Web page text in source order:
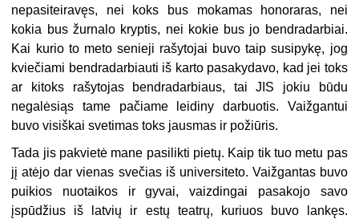
nepasiteiravęs, nei koks bus mokamas honoraras, nei
kokia bus žurnalo kryptis, nei kokie bus jo bendradarbiai.
Kai kurio to meto senieji rašytojai buvo taip susipykę, jog
kviečiami bendradarbiauti iš karto pasakydavo, kad jei toks
ar kitoks rašytojas bendradarbiaus, tai JIS jokiu būdu
negalėsiąs tame pačiame leidiny darbuotis. Vaižgantui
buvo visiškai svetimas toks jausmas ir požiūris.
Tada jis pakvietė mane pasilikti pietų. Kaip tik tuo metu pas
jį atėjo dar vienas svečias iš universiteto. Vaižgantas buvo
puikios nuotaikos ir gyvai, vaizdingai pasakojo savo
įspūdžius iš latvių ir estų teatrų, kuriuos buvo lankęs.